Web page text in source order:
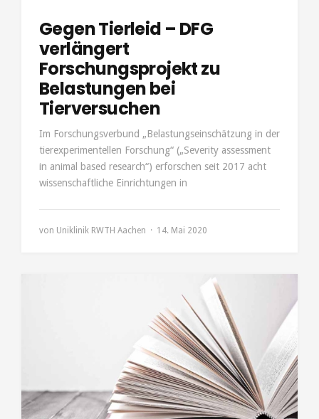
Gegen Tierleid – DFG
verlängert
Forschungsprojekt zu
Belastungen bei
Tierversuchen
Im Forschungsverbund „Belastungseinschätzung in der
tierexperimentellen Forschung“ („Severity assessment
in animal based research“) erforschen seit 2017 acht
wissenschaftliche Einrichtungen in
von Uniklinik RWTH Aachen 14. Mai 2020